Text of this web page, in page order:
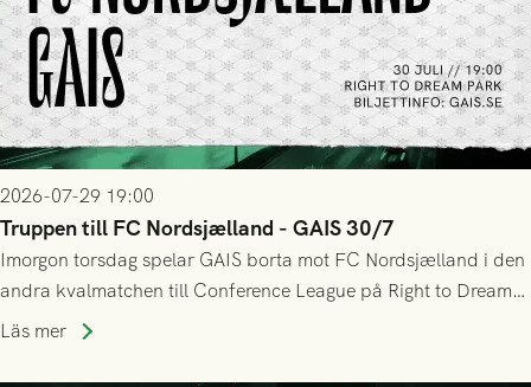
2026-07-29 19:00
Truppen till FC Nordsjælland - GAIS 30/7
Imorgon torsdag spelar GAIS borta mot FC Nordsjælland i den
andra kvalmatchen till Conference League på Right to Dream
Park! Fredrik Holmberg och ledarstaben har tagit ut följande
Läs mer